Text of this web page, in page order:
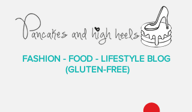
FASHION - FOOD - LIFESTYLE BLOG
(GLUTEN-FREE)